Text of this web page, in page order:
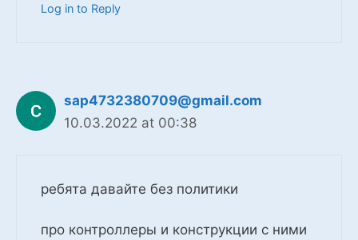
Log in to Reply
sap4732380709@gmail.com
10.03.2022 at 00:38
ребята давайте без политики
про контроллеры и конструкции с ними